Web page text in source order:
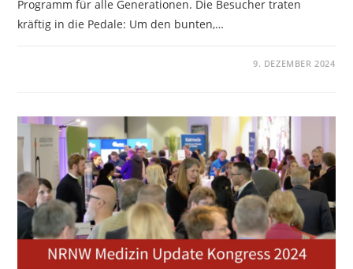
Programm für alle Generationen. Die Besucher traten
kräftig in die Pedale: Um den bunten,…
9. DEZEMBER 2024